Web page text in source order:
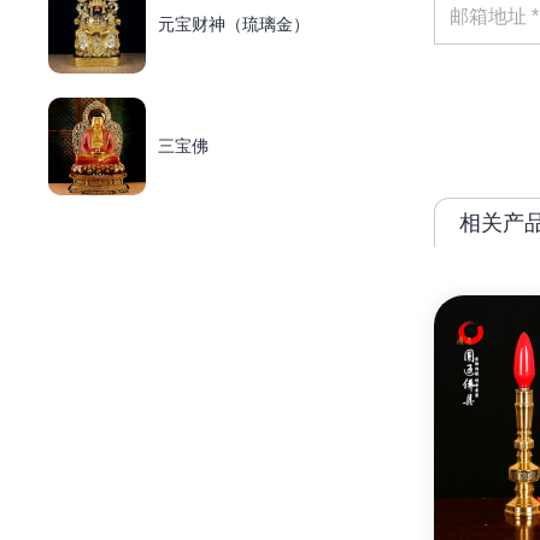
元宝财神（琉璃金）
三宝佛
相关产